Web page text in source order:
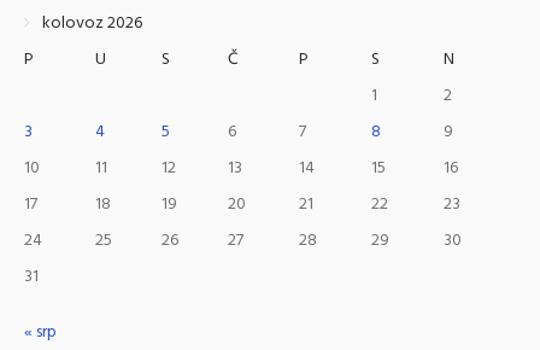
kolovoz 2026
P
U S Č P S
N
1
2
3
4 5 6 7 8
9
10
11 12 13 14 15
16
17
18 19 20 21 22
23
24
25 26 27 28 29
30
31
« srp